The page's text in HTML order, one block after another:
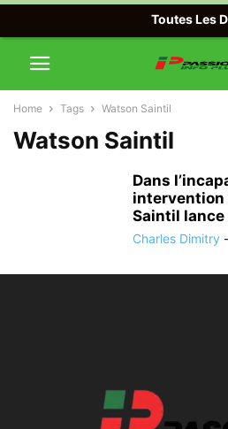
Home Tags Watson Saintil
Watson Saintil
Dans
intervention
Saintil lance
Charles Dimitry -
Toutes Les